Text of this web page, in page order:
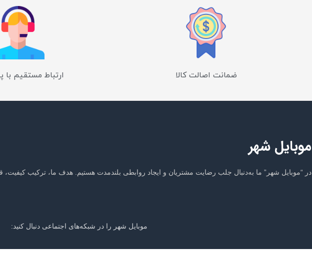
ضمانت اصالت کالا ارتباط مستقیم با
موبایل شهر
در “موبایل شهر” ما به‌دنبال جلب رضایت مشتریان و ایجاد روابطی بلندمدت هستیم. هدف ما، ترکیب
موبایل شهر را در شبکه‌های اجتماعی دنبال کنید: